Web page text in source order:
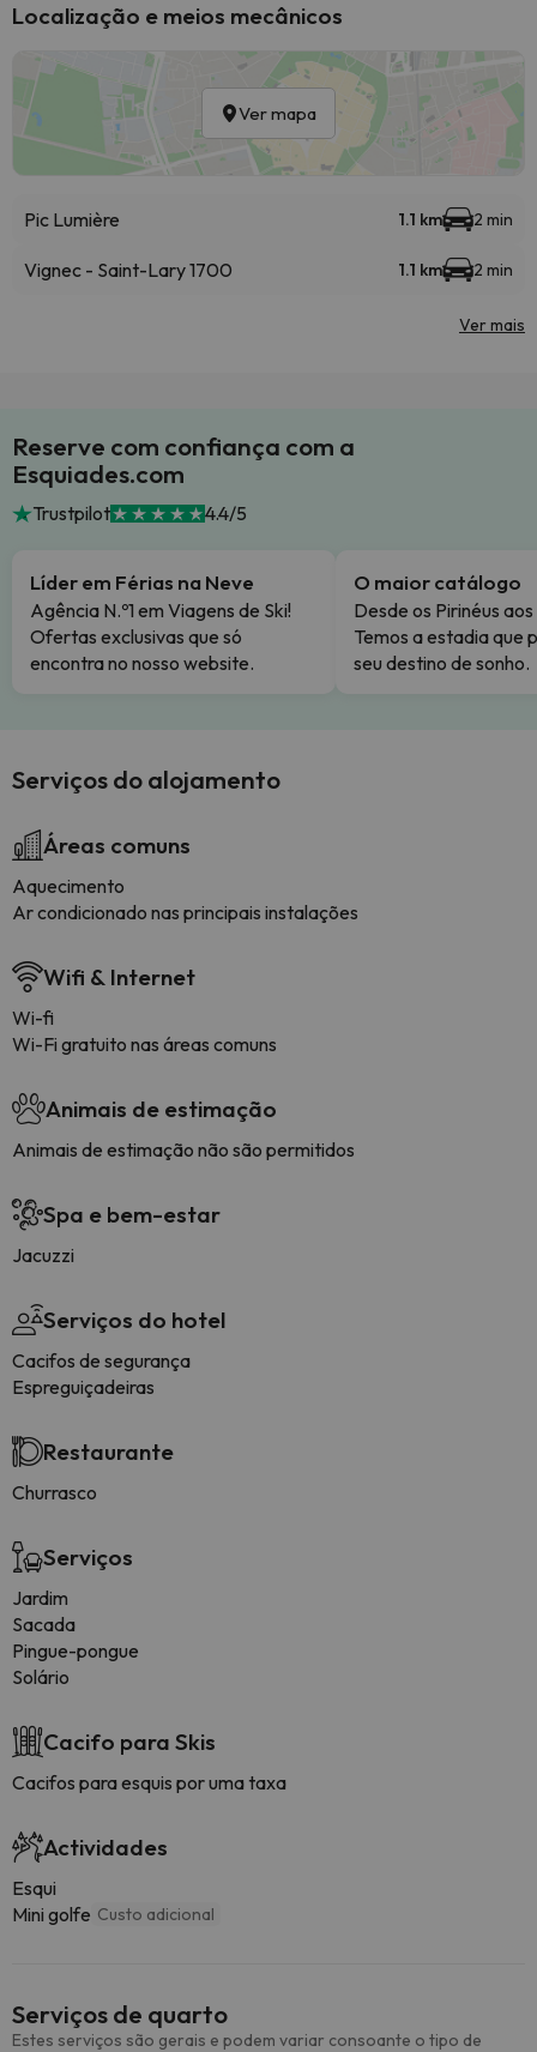
Localização e meios mecânicos
Ver mapa
Pic Lumière 1.1 km 2 min
Vignec - Saint-Lary 1700 1.1 km 2 min
Ver mais
Reserve com confiança com a
Esquiades.com
Trustpilot 4.4/5
Líder em Férias na Neve
Agência N.º1 em Viagens de Ski!
Ofertas exclusivas que só
encontra no nosso website.
O maior catálogo
Desde os Pirinéus
Temos a estadia que
seu destino de sonho.
Serviços do alojamento
Áreas comuns
Aquecimento
Ar condicionado nas principais instalações
Wifi & Internet
Wi-fi
Wi-Fi gratuito nas áreas comuns
Animais de estimação
Animais de estimação não são permitidos
Spa e bem-estar
Jacuzzi
Serviços do hotel
Cacifos de segurança
Espreguiçadeiras
Restaurante
Churrasco
Serviços
Jardim
Sacada
Pingue-pongue
Solário
Cacifo para Skis
Cacifos para esquis por uma taxa
Actividades
Esqui
Mini golfe Custo adicional
Serviços de quarto
Estes serviços são gerais e podem variar consoante o tipo de